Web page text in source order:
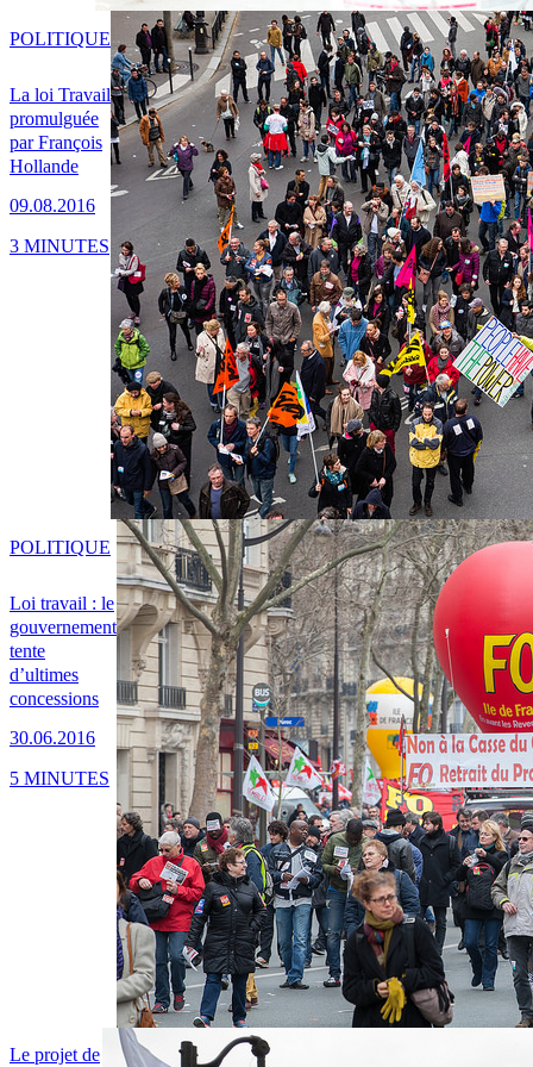
La loi Travail
promulguée
par François
Hollande
09.08.2016
POLITIQUE
3 MINUTES
Loi travail : le
gouvernement
tente
d’ultimes
concessions
30.06.2016
POLITIQUE
5 MINUTES
Le projet de